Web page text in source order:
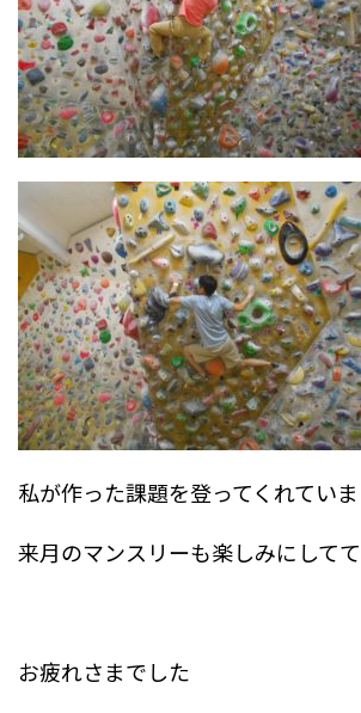
私が作った課題を登ってくれてい
来月のマンスリーも楽しみにしてて
お疲れさまでした